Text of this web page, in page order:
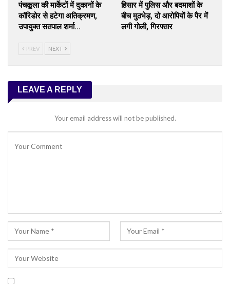
पंचकूला की मार्केटों में दुकानों के
कॉरिडोर से हटेगा अतिक्रमण,
उपायुक्त सतपाल शर्मा…
हिसार में पुलिस और बदमाशों के
बीच मुठभेड़, दो आरोपियों के पैर में
लगी गोली, गिरफ्तार
PREV NEXT
LEAVE A REPLY
Your email address will not be published.